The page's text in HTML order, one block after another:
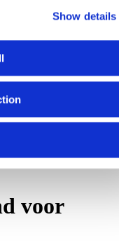
Show details
voor